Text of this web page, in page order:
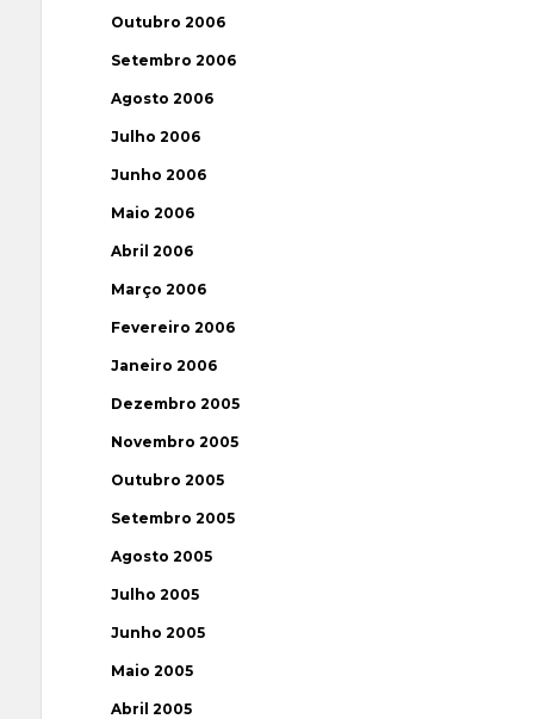
Outubro 2006
Setembro 2006
Agosto 2006
Julho 2006
Junho 2006
Maio 2006
Abril 2006
Março 2006
Fevereiro 2006
Janeiro 2006
Dezembro 2005
Novembro 2005
Outubro 2005
Setembro 2005
Agosto 2005
Julho 2005
Junho 2005
Maio 2005
Abril 2005